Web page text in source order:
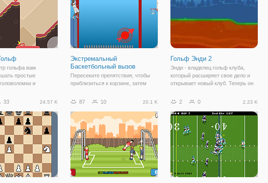
гольфа вам
простые
и
отличная точность и
пройти все 3
идем проверить
Экстремальный
Баскетбольный вызов
Пересеките препятствия, чтобы
приблизиться к корзине, затем
через обруч, чтобы перейти на
Наслаждайтесь этой игрой на
спортивной платформе, теперь на
y8, и станьте
Гольф Энди 2
Энди - владелец гольф клуба,
который расширяет свое дело и
открывает новый клуб. Теперь он
посетителей и радовать их
одна из увлекательных
спортивных игр, которую можно
33 24.57 K 87 10 20.1 K 2 0 2.23 K